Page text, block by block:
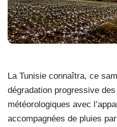
La Tunisie connaîtra, ce
dégradation progressive
météorologiques avec
accompagnées de pluies